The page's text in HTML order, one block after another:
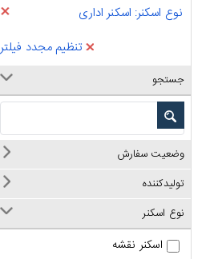
نوع اسکنر: اسکنر اداری
تنظیم مجدد فیلتر
جستجو
وضعیت سفارش
تولیدکننده
نوع اسکنر
اسکنر نقشه